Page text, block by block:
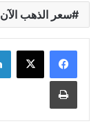
سعر الذهب الآن
طباعة